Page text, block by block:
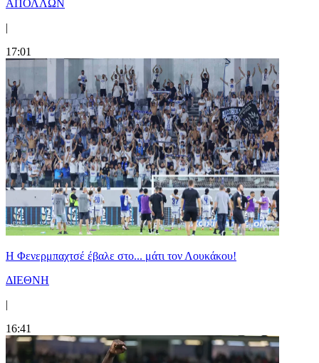
ΑΠΟΛΛΩΝ
|
17:01
Η Φενερμπαχτσέ έβαλε στο... μάτι τον Λουκάκου!
ΔΙΕΘΝΗ
|
16:41